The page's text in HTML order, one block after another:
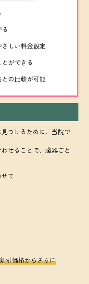
しい料金設定
ができる
の比較が可能
つけるために、当院で
せることで、臓器ごと
て
引価格からさらに